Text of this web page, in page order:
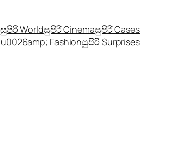
සුපිරි Worldසුපිරි Cinemaසුපිරි Cases
Fashionසුපිරි Surprises